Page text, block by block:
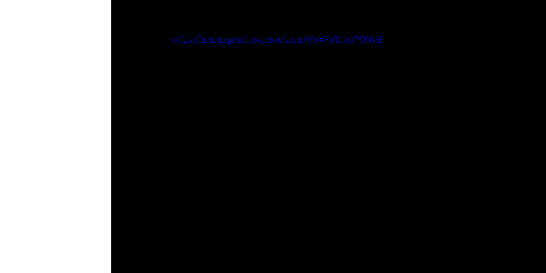
https://www.youtube.com/watch?v=KlRL9uPQNUE